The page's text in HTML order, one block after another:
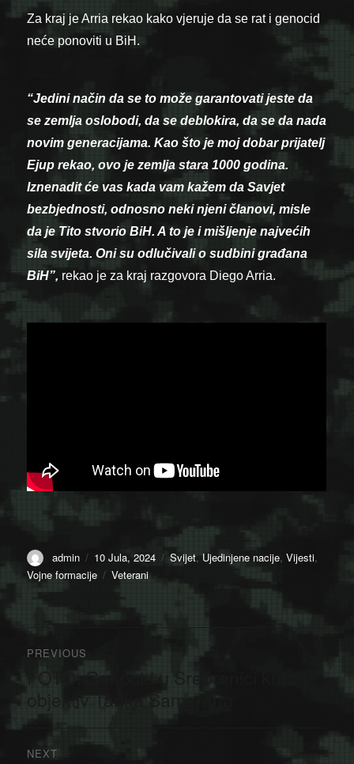
Za kraj je Arria rekao kako vjeruje da se rat i genocid
neće ponoviti u BiH.
“Jedini način da se to može garantovati jeste da
se zemlja oslobodi, da se deblokira, da se da nada
novim generacijama. Kao što je moj dobar prijatelj
Ejup rekao, ovo je zemlja stara 1000 godina.
Iznenadit će vas kada vam kažem da Savjet
bezbjednosti, odnosno neki njeni članovi, misle
da je Tito stvorio BiH. A to je i mišljenje najvećih
sila svijeta. Oni su odlučivali o sudbini građana
BiH”, rekao je za kraj razgovora Diego Arria.
Author
admin
Posted
on
10 Jula, 2024 Categories
Svijet,Ujedinjene nacije,Vijesti,
Vojne formacije
Tags
Veterani
Navigacija
članaka
PREVIOUS
Previous
FOTO: Genocid u Srebrenici kroz
objektiv Tarika Samaraha
NEXT